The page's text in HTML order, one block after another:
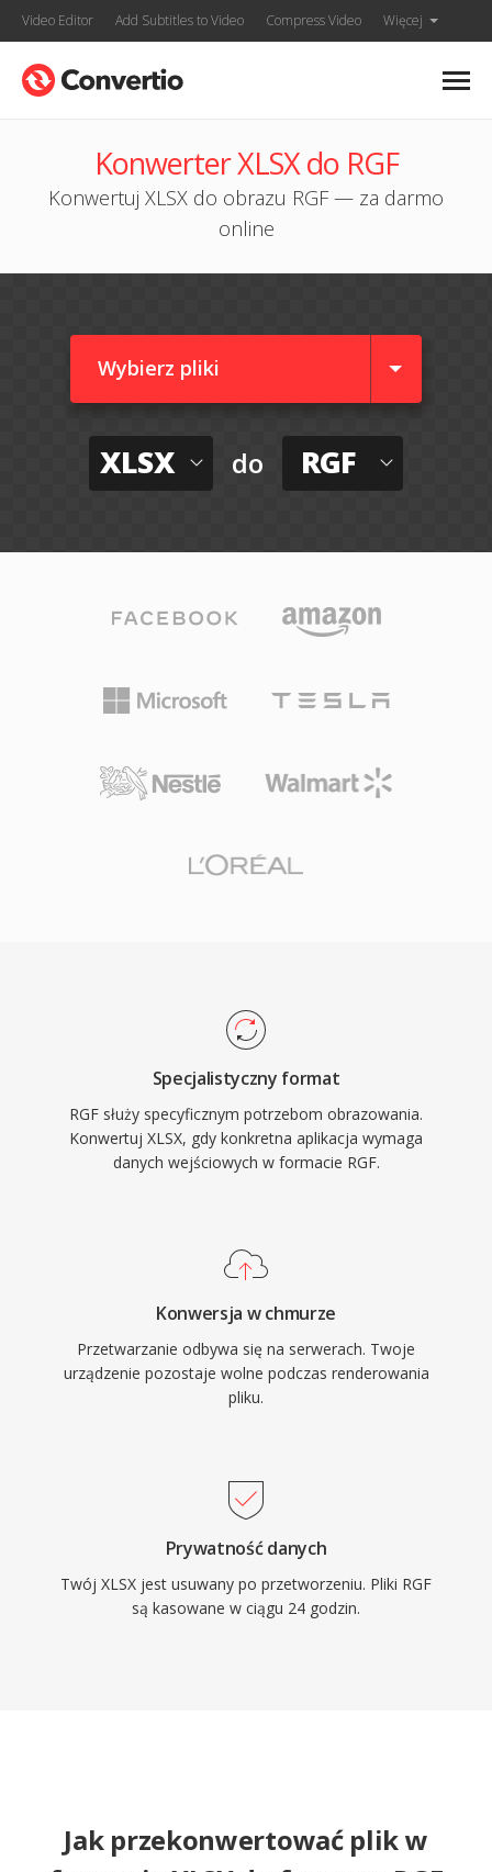
Video Editor Add Subtitles to Video Compress Video Więcej
Konwerter XLSX do RGF
Konwertuj XLSX do obrazu RGF — za darmo
online
Wybierz pliki
XLSX do RGF
Specjalistyczny format
RGF służy specyficznym potrzebom obrazowania.
Konwertuj XLSX, gdy konkretna aplikacja wymaga
danych wejściowych w formacie RGF.
Konwersja w chmurze
Przetwarzanie odbywa się na serwerach. Twoje
urządzenie pozostaje wolne podczas renderowania
pliku.
Prywatność danych
Twój XLSX jest usuwany po przetworzeniu. Pliki RGF
są kasowane w ciągu 24 godzin.
Jak przekonwertować plik w